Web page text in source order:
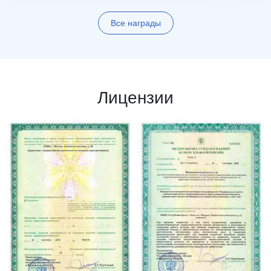
Все награды
Лицензии